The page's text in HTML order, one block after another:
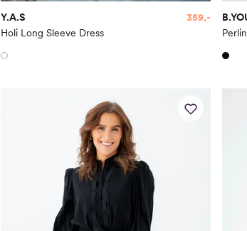
Y.A.S
Holi Long Sleeve Dress
359,-